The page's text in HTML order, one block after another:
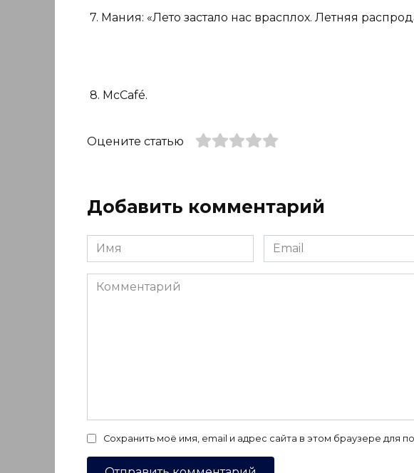
7. Мания: «Лето застало нас врасплох. Летняя
8. McCafé.
Оцените статью
Добавить комментарий
Имя
*
Email
*
Комментарий
Сохранить моё имя, email и адрес сайта в этом браузере для